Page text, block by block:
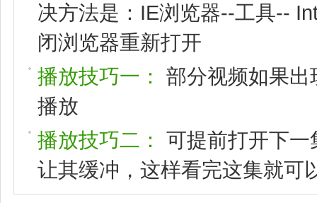
决方法是：IE浏览器--工具--
闭浏览器重新打开
播放技巧一：
部分视频如果
播放
播放技巧二：
可提前打开下
让其缓冲，这样看完这集就可